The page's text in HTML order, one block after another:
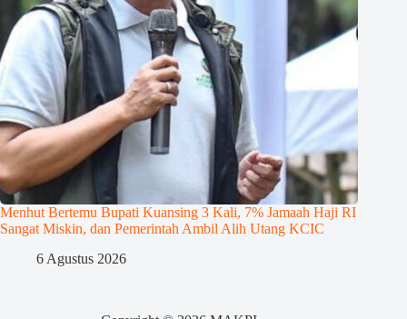
Menhut Bertemu Bupati Kuansing 3 Kali, 7% Jamaah Haji RI
Sangat Miskin, dan Pemerintah Ambil Alih Utang KCIC
6 Agustus 2026